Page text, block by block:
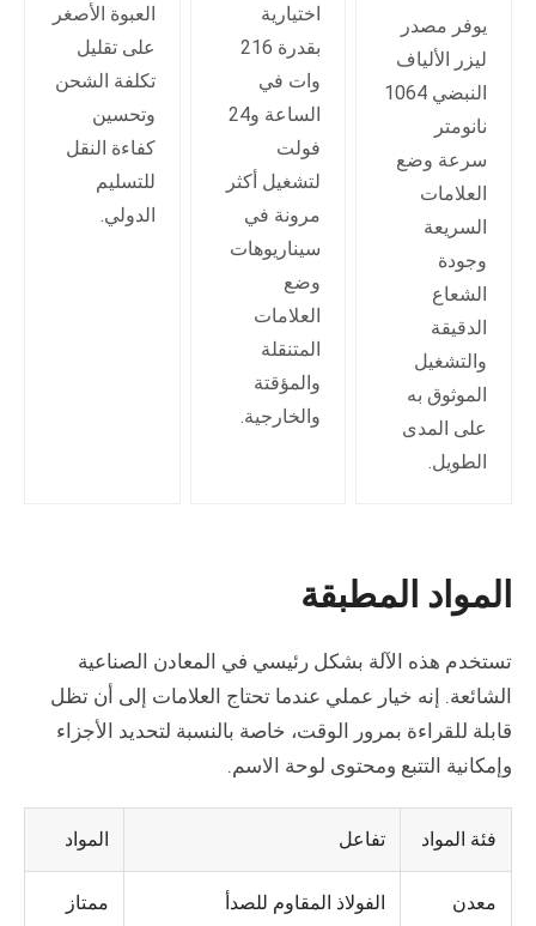
يوفر مصدر
ليزر الألياف
النبضي 1064
نانومتر
سرعة وضع
العلامات
السريعة
وجودة
الشعاع
الدقيقة
والتشغيل
الموثوق به
على المدى
الطويل.
اختيارية
بقدرة 216
وات في
الساعة و24
فولت
لتشغيل أكثر
مرونة في
سيناريوهات
وضع
العلامات
المتنقلة
والمؤقتة
والخارجية.
العبوة الأصغر
على تقليل
تكلفة الشحن
وتحسين
كفاءة النقل
للتسليم
الدولي.
المواد المطبقة
تستخدم هذه الآلة بشكل رئيسي في المعادن الصناعية
الشائعة. إنه خيار عملي عندما تحتاج العلامات إلى أن تظل
قابلة للقراءة بمرور الوقت، خاصة بالنسبة لتحديد الأجزاء
وإمكانية التتبع ومحتوى لوحة الاسم.
فئة المواد تفاعل المواد
معدن الفولاذ المقاوم للصدأ ممتاز